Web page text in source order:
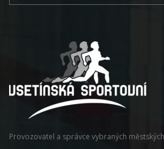
Provozovatel a správce vybraných